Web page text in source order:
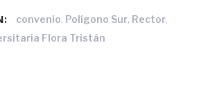
convenio, Polígono Sur, Rector,
Flora Tristán